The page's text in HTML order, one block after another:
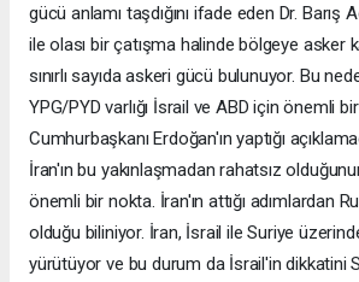
gücü anlamı taşdığını ifade eden Dr. Barış
ile olası bir çatışma halinde bölgeye asker
sınırlı sayıda askeri gücü bulunuyor. Bu
YPG/PYD varlığı İsrail ve ABD için önemli
Cumhurbaşkanı Erdoğan'ın yaptığı
İran'ın bu yakınlaşmadan rahatsız
önemli bir nokta. İran'ın attığı adımlardan
olduğu biliniyor. İran, İsrail ile Suriye
yürütüyor ve bu durum da İsrail'in dikkatini